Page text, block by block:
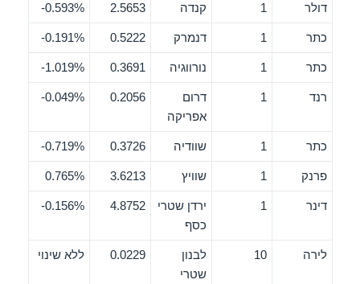
דולר 1 קנדה 2.5653
0.593%-
כתר 1 דנמרק 0.5222
0.191%-
כתר 1 נורווגיה 0.3691
1.019%-
רנד 1
דרום
אפריקה
0.2056
0.049%-
כתר 1 שוודיה 0.3726
0.719%-
פרנק 1 שוויץ 3.6213
0.765%
דינר 1
ירדן שטרי
כסף
4.8752
0.156%-
לירה 10
לבנון
שטרי
0.0229 ללא שינוי